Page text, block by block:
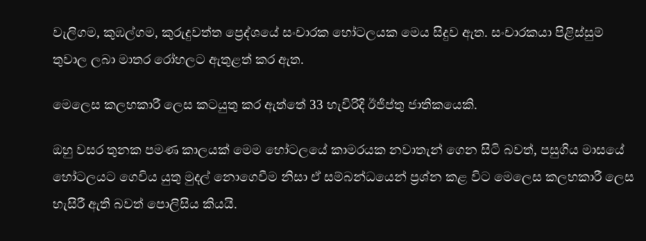
වැලිගම, කුඹල්ගම, කුරුදුවත්ත ප්‍රෙද්ශයේ සංචාරක හෝටලයක මෙය සිදුව ඇත. සංචාරකයා පිළිස්සුම්
තුවාල ලබා මාතර රෝහලට ඇතුළත් කර ඇත.
මෙලෙස කලහකාරී ලෙස කටයුතු කර ඇත්තේ 33 හැවිරිදි ඊජිප්තු ජාතිකයෙකි.
ඔහු වසර තුනක පමණ කාලයක් මෙම හෝටලයේ කාමරයක නවාතැන් ගෙන සිටි බවත්, පසුගිය මාසයේ
හෝටලයට ගෙවිය යුතු මුදල් නොගෙවීම නිසා ඒ සම්බන්ධයෙන් ප්‍රශ්න කළ විට මෙලෙස කලහකාරී ලෙස
හැසිරී ඇති බවත් පොලිසිය කියයි.